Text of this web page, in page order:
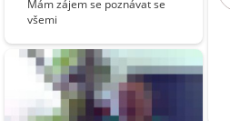
Mám zájem se poznávat se
všemi